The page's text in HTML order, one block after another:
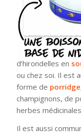
d’hirondelles en
ou chez soi. Il est
forme de porridge
champignons, de
herbes
Il est aussi